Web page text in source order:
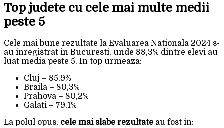
Top judete cu cele mai multe medii
peste 5
Cele mai bune rezultate la Evaluarea Nationala 2024 s-
au inregistrat in Bucuresti, unde 88,3% dintre elevi au
luat media peste 5. In top urmeaza:
Cluj – 85,9%
Braila – 80,3%
Prahova – 80,2%
Galati – 79,1%
La polul opus, cele mai slabe rezultate au fost in: